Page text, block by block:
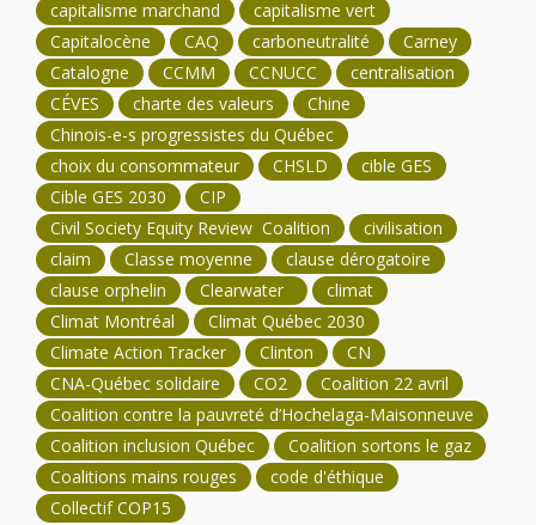
capitalisme marchand
capitalisme vert
Capitalocène
CAQ carboneutralité
Carney
Catalogne
CCMM CCNUCC
centralisation
CÉVES
charte des valeurs
Chine
Chinois-e-s progressistes du Québec
choix du consommateur
CHSLD
cible GES
Cible GES 2030
CIP
Civil Society Equity Review Coalition
civilisation
claim
Classe moyenne
clause dérogatoire
clause orphelin
Clearwater
climat
Climat Montréal
Climat Québec 2030
Climate Action Tracker
Clinton
CN
CNA-Québec solidaire
CO2
Coalition 22 avril
Coalition contre la pauvreté d’Hochelaga-Maisonneuve
Coalition inclusion Québec
Coalition sortons le gaz
Coalitions mains rouges
code d'éthique
Collectif COP15